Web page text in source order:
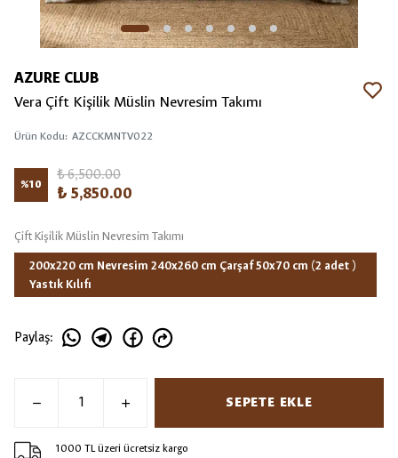
AZURE CLUB
Vera Çift Kişilik Müslin Nevresim Takımı
Ürün Kodu: AZCCKMNTV022
%10
₺ 6,500.00
₺ 5,850.00
Çift Kişilik Müslin Nevresim Takımı
200x220 cm Nevresim 240x260 cm Çarşaf 50x70 cm (2 adet )
Yastık Kılıfı
Paylaş:
SEPETE EKLE
1000 TL üzeri ücretsiz kargo